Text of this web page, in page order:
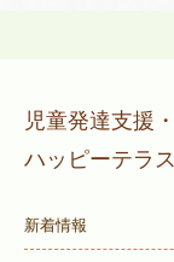
ご利用
児童発達支援
ハッピーテラス
新着情報